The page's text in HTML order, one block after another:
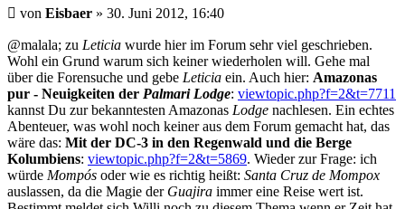
Beitrag
von Eisbaer » 30. Juni 2012, 16:40
@malala; zu Leticia wurde hier im Forum sehr viel geschrieben.
Wohl ein Grund warum sich keiner wiederholen will. Gehe mal
über die Forensuche und gebe Leticia ein. Auch hier: Amazonas
pur - Neuigkeiten der Palmari Lodge: viewtopic.php?f=2&t=7711
kannst Du zur bekanntesten Amazonas Lodge nachlesen. Ein echtes
Abenteuer, was wohl noch keiner aus dem Forum gemacht hat, das
wäre das: Mit der DC-3 in den Regenwald und die Berge
Kolumbiens: viewtopic.php?f=2&t=5869. Wieder zur Frage: ich
würde Mompós oder wie es richtig heißt: Santa Cruz de Mompox
auslassen, da die Magie der Guajira immer eine Reise wert ist.